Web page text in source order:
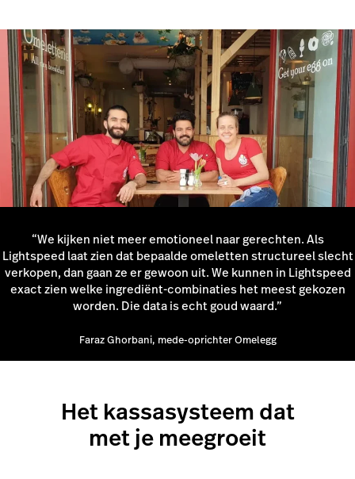
Lightspeed Payments
“We kijken niet meer emotioneel naar gerechten. Als
Lightspeed laat zien dat bepaalde omeletten structureel slecht
verkopen, dan gaan ze er gewoon uit. We kunnen in Lightspeed
exact zien welke ingrediënt-combinaties het meest gekozen
worden. Die data is echt goud waard.”
Faraz Ghorbani, mede-oprichter Omelegg
Het kassasysteem dat
met je meegroeit